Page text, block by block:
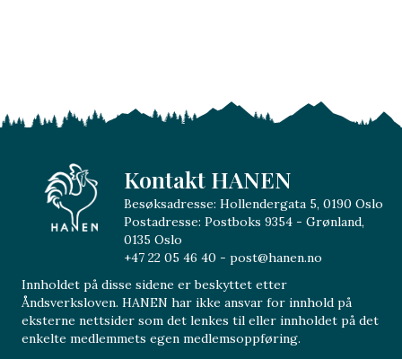
Berg Gård og Inderøy Brenneri
Aktiviteter og opplevelser, Gårdsbutikk,Mat-og
drikkeprodusenter, Møter, kurs og selskaper,Servering
Midt i det frodige kulturlandskapet på Kjerknesvågen i